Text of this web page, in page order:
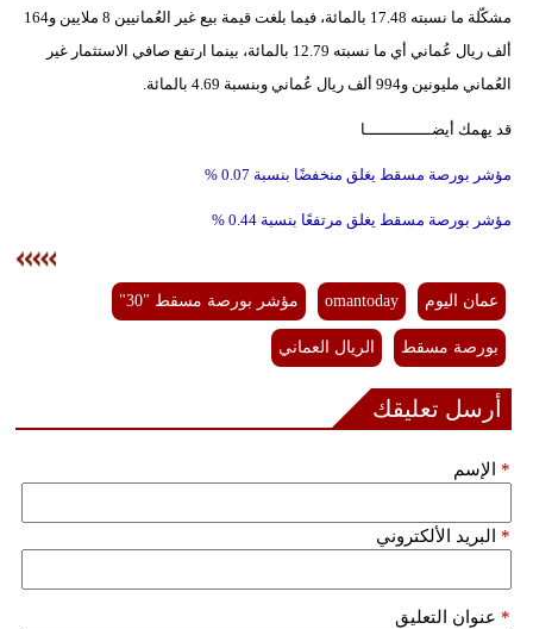
فيديو
سيارات
مشكّلة ما نسبته 17.48 بالمائة، فيما بلغت قيمة بيع غير العُمانيين 8 ملايين و164
ألف ريال عُماني أي ما نسبته 12.79 بالمائة، بينما ارتفع صافي الاستثمار غير
العُماني مليونين و994 ألف ريال عُماني وبنسبة 4.69 بالمائة.
قد يهمك أيضــــــــــــــا
مؤشر بورصة مسقط يغلق منخفضًا بنسبة 0.07 %
مؤشر بورصة مسقط يغلق مرتفعًا بنسبة 0.44 %
عمان اليوم omantoday مؤشر بورصة مسقط "30"
بورصة مسقط الريال العماني
أرسل تعليقك
الإسم *
البريد الألكتروني *
عنوان التعليق *